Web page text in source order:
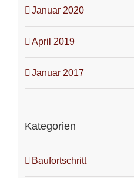
Januar 2020
April 2019
Januar 2017
Kategorien
Baufortschritt